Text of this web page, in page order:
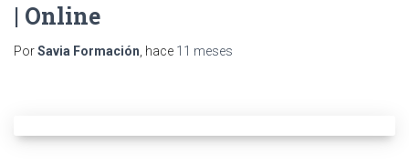
| Online
PorSavia Formación , hace 11 meses